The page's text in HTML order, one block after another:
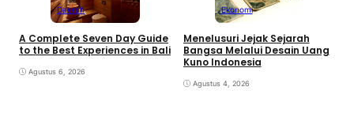
Daerah
A Complete Seven Day Guide
to the Best Experiences in Bali
Agustus 6, 2026
Ekonomi
Menelusuri Jejak Sejarah
Bangsa Melalui Desain Uang
Kuno Indonesia
Agustus 4, 2026